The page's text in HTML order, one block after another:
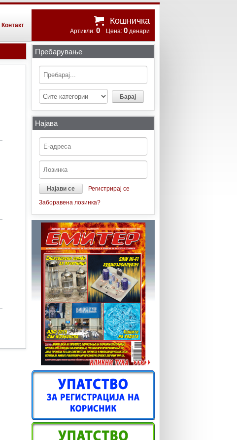
Кошничка
Артикли: 0 Цена: 0 денари
Контакт
Пребарување
Најава
Регистрирај се
Заборавена лозинка?